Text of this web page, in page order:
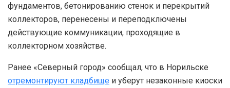
фундаментов, бетонированию стенок и перекрытий
коллекторов, перенесены и переподключены
действующие коммуникации, проходящие в
коллекторном хозяйстве.
Ранее «Северный город» сообщал, что в Норильске
отремонтируют кладбище и уберут незаконные киоски